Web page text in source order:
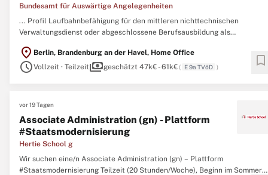
Bundesamt für Auswärtige Angelegenheiten
... Profil Laufbahnbefähigung für den mittleren nichttechnischen
Verwaltungsdienst oder abgeschlossene Berufsausbildung als
Verwaltungslehrgangs I bzw. ...
location_on Berlin, Brandenburg an der Havel, Home Office
scheduleVollzeit · Teilzeitpaymentsgeschätzt 47k€ - 61k€( E 9a TVöD ) bookmark
vor 19 Tagen
Associate Administration (gn) - Plattform
#Staatsmodernisierung
Hertie School g
Wir suchen eine/n Associate Administration (gn) – Plattform
#Staatsmodernisierung Teilzeit (20 Stunden/Woche), Beginn im Sommer